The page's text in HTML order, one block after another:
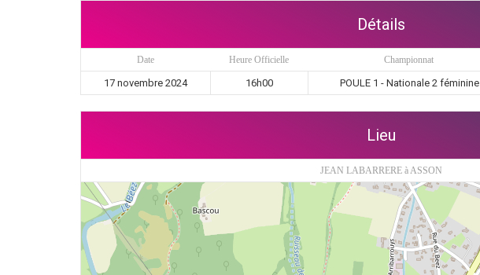
Détails
Date Heure Officielle Championnat
17 novembre 2024 16h00 POULE 1 - Nationale 2 féminine
Lieu
JEAN LABARRERE à ASSON